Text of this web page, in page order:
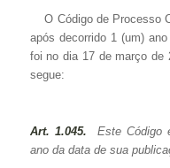
O Código de Processo
após decorrido 1 (um)
foi no dia 17 de março de
segue:
Art. 1.045. Este Código
ano da data de sua